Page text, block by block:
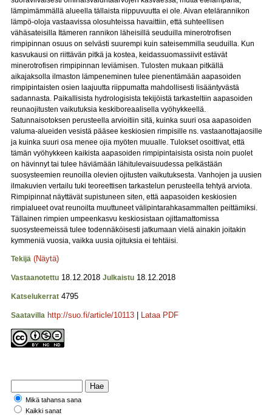
lämpimämmällä alueella tällaista riippuvuutta ei ole. Aivan etelärannikon
lämpö-oloja vastaavissa olosuhteissa havaittiin, että suhteellisen
vähäsateisilla Itämeren rannikon läheisillä seuduilla minerotrofisen
rimpipinnan osuus on selvästi suurempi kuin sateisemmilla seuduilla. Kun
kasvukausi on riittävän pitkä ja kostea, keidassuomassiivit estävät
minerotrofisen rimpipinnan leviämisen. Tulosten mukaan pitkällä
aikajaksolla ilmaston lämpeneminen tulee pienentämään aapasoiden
rimpipintaisten osien laajuutta riippumatta mahdollisesti lisääntyvästä
sadannasta. Paikallisista hydrologisista tekijöistä tarkasteltiin aapasoiden
reunaojitusten vaikutuksia keskiboreaalisella vyöhykkeellä.
Satunnaisotoksen perusteella arvioitiin sitä, kuinka suuri osa aapasoiden
valuma-alueiden vesistä pääsee keskiosien rimpisille ns. vastaanottajaosille
ja kuinka suuri osa menee ojia myöten muualle. Tulokset osoittivat, että
tämän vyöhykkeen kaikista aapasoiden rimpipintaisista osista noin puolet
on hävinnyt tai tulee häviämään lähitulevaisuudessa pelkästään
suosysteemien reunoilla olevien ojitusten vaikutuksesta. Vanhojen ja uusien
ilmakuvien vertailu tuki teoreettisen tarkastelun perusteella tehtyä arviota.
Rimpipinnat näyttävät supistuneen siten, että aapasoiden keskiosien
rimpialueet ovat reunoilta muuttuneet välipintarahkasammalten peittämiksi.
Tällainen rimpien umpeenkasvu keskiosistaan ojittamattomissa
suosysteemeissä tulee todennäköisesti jatkumaan vielä ainakin joitakin
kymmeniä vuosia, vaikka uusia ojituksia ei tehtäisi.
Tekijä (Näytä)
Vastaanotettu 18.12.2018 Julkaistu 18.12.2018
Katselukerrat 4795
Saatavilla http://suo.fi/article/10113 Lataa PDF
Mikä tahansa sana
Kaikki sanat